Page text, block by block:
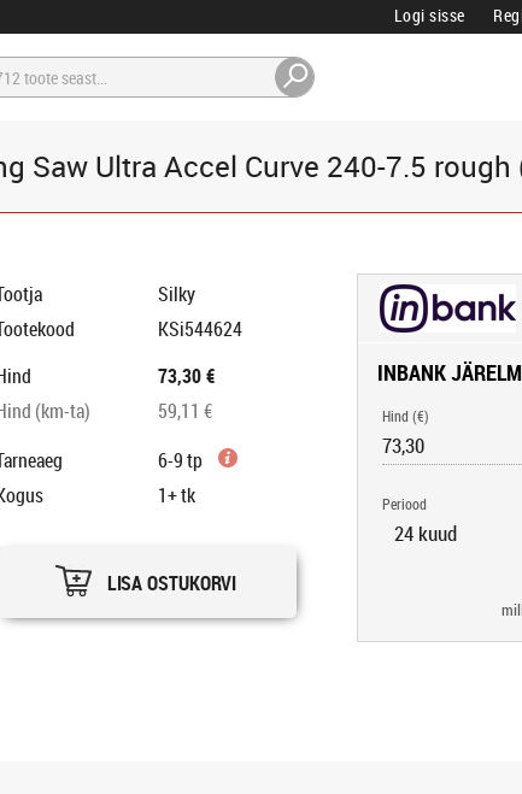
Logi sisse
Saw Ultra Accel Curve 240-7.5 rough
Silky
KSi544624
73,30 €
(km-ta)
59,11 €
6-9 tp
1+tk
LISA OSTUKORVI
INBANK
Hind (€)
Periood